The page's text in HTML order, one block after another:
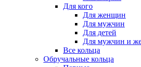
Для кого
Для женщин
Для мужчин
Для детей
Для мужчин и
Все кольца
Обручальные кольца